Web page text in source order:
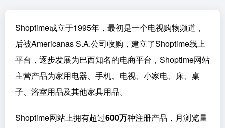
Shoptime成立于1995年，最初是一个电视购物频道，
后被Americanas S.A.公司收购，建立了Shoptime线上
平台，逐步发展为巴西知名的电商平台，Shoptime网站
主营产品为家用电器、手机、电视、小家电、床、桌
子、浴室用品及其他家具用品。
Shoptime网站上拥有超过600万种注册产品，月浏览量